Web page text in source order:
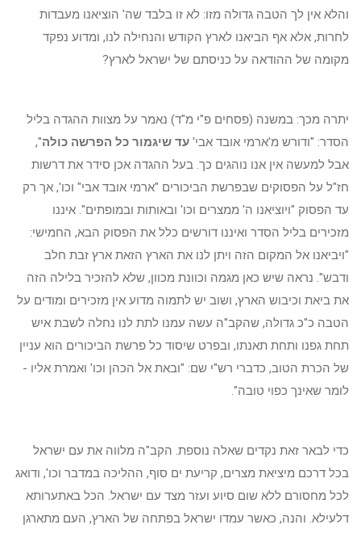
והלא אין לך הטבה גדולה מזו: לא זו בלבד שה' הוציאנו מעבדות
לחרות, אלא אף הביאנו לארץ הקודש והנחילה לנו, ומדוע נפקד
מקומה של ההודאה על כניסתם של ישראל לארץ?
יתרה מכך: במשנה (פסחים פ"י מ"ד) נאמר על מצוות ההגדה בליל
הסדר: "ודורש מ'ארמי אובד אבי' עד שיגמור כל הפרשה כולה",
אבל למעשה אין אנו נוהגים כך. בעל ההגדה אכן סידר את דרשות
חז"ל על הפסוקים שבפרשת הביכורים "ארמי אובד אבי" וכו', אך רק
עד הפסוק "ויוציאנו ה' ממצרים וכו' ובאותות ובמופתים". איננו
מזכירים בליל הסדר ואיננו דורשים כלל את הפסוק הבא, החמישי:
"ויביאנו אל המקום הזה ויתן לנו את הארץ הזאת ארץ זבת חלב
ודבש". נראה שיש כאן מגמה וכוונת מכוון, שלא להזכיר בלילה הזה
את ביאת וכיבוש הארץ, ושוב יש לתמוה מדוע אין מזכירים ומודים על
הטבה כ"כ גדולה, שהקב"ה עשה עמנו לתת לנו נחלה לשבת איש
תחת גפנו ותחת תאנתו, ובפרט שיסוד כל פרשת הביכורים הוא עניין
של הכרת הטוב, כדברי רש"י שם: "ובאת אל הכהן וכו' ואמרת אליו -
לומר שאינך כפוי טובה".
כדי לבאר זאת נקדים שאלה נוספת. הקב"ה מלווה את עם ישראל
בכל דרכם מיציאת מצרים, קריעת ים סוף, ההליכה במדבר וכו', ודואג
לכל מחסורם ללא שום סיוע ועזר מצד עם ישראל. הכל באתערותא
דלעילא. והנה, כאשר עמדו ישראל בפתחה של הארץ, העם מתארגן